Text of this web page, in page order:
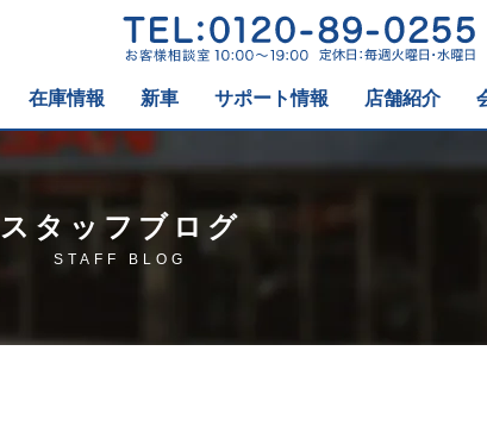
在庫情報 新車 サポート情報 店舗紹介
スタッフブログ
STAFF BLOG